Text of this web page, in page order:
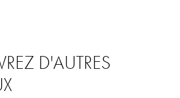
D'AUTRES